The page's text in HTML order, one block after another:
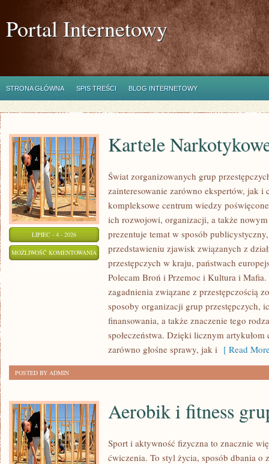
Portal Internetowy
STRONA GŁÓWNA SPIS TREŚCI BLOG INTERNETOWY
LIPIEC - 4 - 2026
MOŻLIWOŚĆ KOMENTOWANIA KARTELE
NARKOTYKOWE
Kartele
Świat zorganizowanych grup
zainteresowanie zarówno ekspertów, jak i
kompleksowe centrum wiedzy
ich rozwojowi, organizacji, a także
prezentuje temat w sposób
przedstawieniu zjawisk związanych z
przestępczych w kraju, państwach
Polecam Broń i Przemoc i Kultura i
zagadnienia związane z przestępczością
sposoby organizacji grup przestępczych,
finansowania, a także znaczenie tego
społeczeństwa. Dzięki licznym
zarówno głośne sprawy, jak i [ Read
POSTED BY ADMIN
Aerobik i fitness
Sport i aktywność fizyczna to znacznie
ćwiczenia. To styl życia, sposób dbania o